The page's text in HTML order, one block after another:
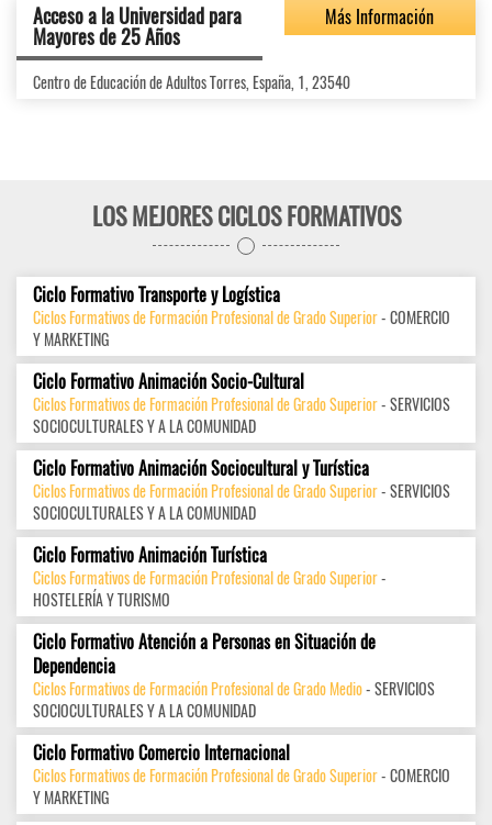
Acceso a la Universidad para
Mayores de 25 Años
Más Información
Centro de Educación de Adultos Torres, España, 1, 23540
LOS MEJORES CICLOS FORMATIVOS
Ciclo Formativo Transporte y Logística
Ciclos Formativos de Formación Profesional de Grado Superior- COMERCIO
Y MARKETING
Ciclo Formativo Animación Socio-Cultural
Ciclos Formativos de Formación Profesional de Grado Superior- SERVICIOS
SOCIOCULTURALES Y A LA COMUNIDAD
Ciclo Formativo Animación Sociocultural y Turística
Ciclos Formativos de Formación Profesional de Grado Superior- SERVICIOS
SOCIOCULTURALES Y A LA COMUNIDAD
Ciclo Formativo Animación Turística
Ciclos Formativos de Formación Profesional de Grado Superior-
HOSTELERÍA Y TURISMO
Ciclo Formativo Atención a Personas en Situación de
Dependencia
Ciclos Formativos de Formación Profesional de Grado Medio- SERVICIOS
SOCIOCULTURALES Y A LA COMUNIDAD
Ciclo Formativo Comercio Internacional
Ciclos Formativos de Formación Profesional de Grado Superior- COMERCIO
Y MARKETING